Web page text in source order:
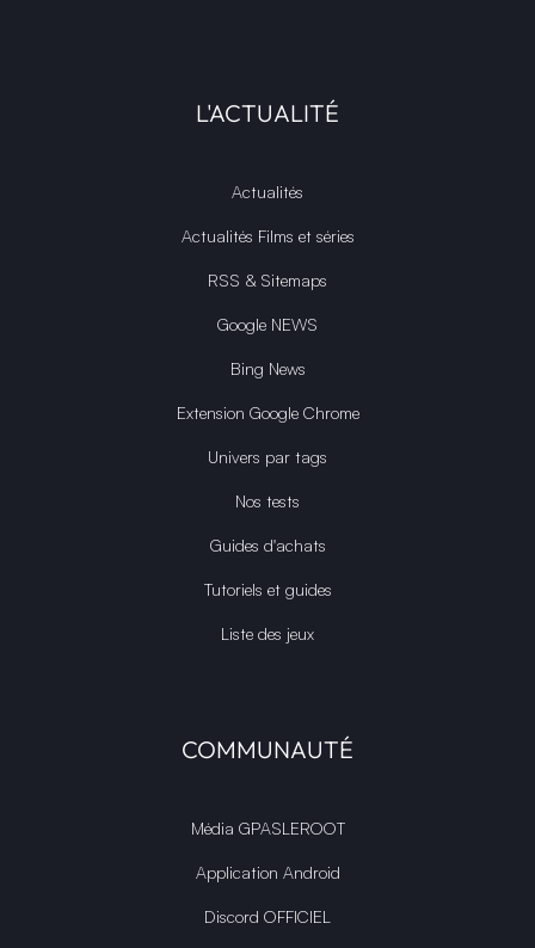
L'ACTUALITÉ
Actualités
Actualités Films et séries
RSS & Sitemaps
Google NEWS
Bing News
Extension Google Chrome
Univers par tags
Nos tests
Guides d'achats
Tutoriels et guides
Liste des jeux
COMMUNAUTÉ
Média GPASLEROOT
Application Android
Discord OFFICIEL